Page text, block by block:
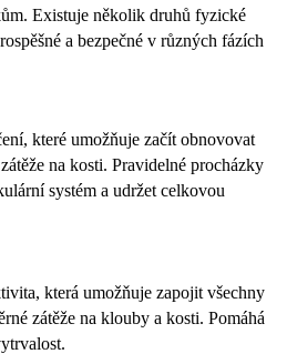
Existuje několik druhů fyzické
a bezpečné v různých fázích
které umožňuje začít obnovovat
na kosti. Pravidelné procházky
systém a udržet celkovou
která umožňuje zapojit všechny
zátěže na klouby a kosti. Pomáhá